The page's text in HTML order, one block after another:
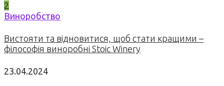
2
Виноробство
Вистояти та відновитися, щоб стати кращими –
філософія виноробні Stoic Winery
23.04.2024